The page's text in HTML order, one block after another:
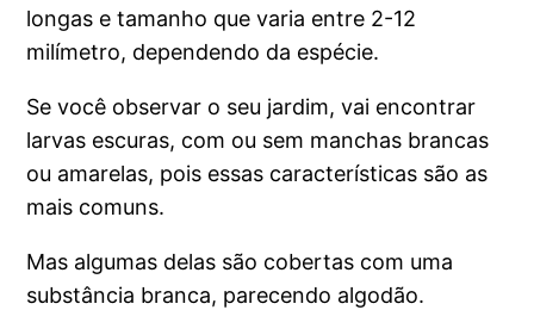
longas e tamanho que varia entre 2-12
milímetro, dependendo da espécie.
Se você observar o seu jardim, vai encontrar
larvas escuras, com ou sem manchas brancas
ou amarelas, pois essas características são as
mais comuns.
Mas algumas delas são cobertas com uma
substância branca, parecendo algodão.